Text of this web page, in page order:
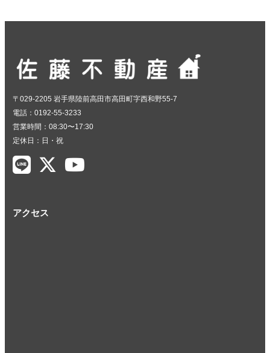
〒029-2205 岩手県陸前高田市高田町字西和野55-7
電話：0192-55-3233
営業時間：08:30〜17:30
定休日：日・祝
アクセス